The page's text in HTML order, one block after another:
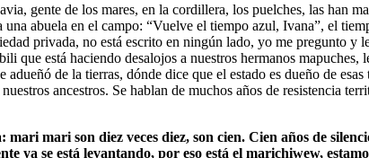
gente de los mares, en la cordillera, los puelches, las han
abuela en el campo: “Vuelve el tiempo azul, Ivana”, el
privada, no está escrito en ningún lado, yo me pregunto y
que está haciendo desalojos a nuestros hermanos mapuches,
de la tierras, dónde dice que el estado es dueño de esas
ancestros. Se hablan de muchos años de resistencia
mari son diez veces diez, son cien. Cien años de
ya se está levantando, por eso está el marichiwew,